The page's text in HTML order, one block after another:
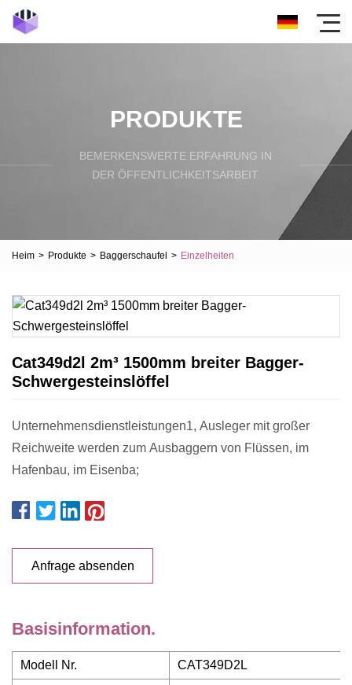
PRODUKTE
BEMERKENSWERTE ERFAHRUNG IN
DER ÖFFENTLICHKEITSARBEIT.
Heim > Produkte > Baggerschaufel > Einzelheiten
Cat349d2l 2m³ 1500mm breiter Bagger-
Schwergesteinslöffel
Unternehmensdienstleistungen1, Ausleger mit großer
Reichweite werden zum Ausbaggern von Flüssen, im
Hafenbau, im Eisenba;
Anfrage absenden
Basisinformation.
Modell Nr. CAT349D2L